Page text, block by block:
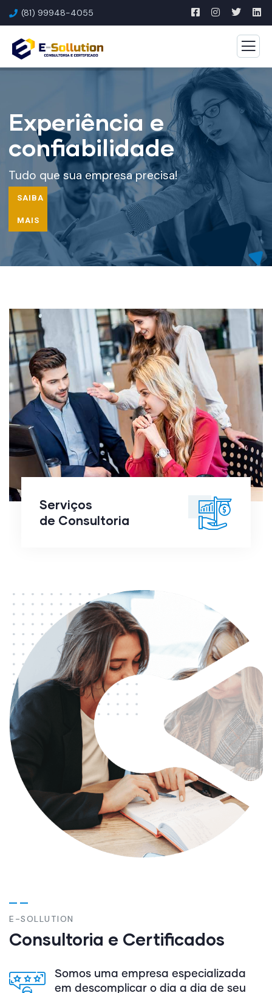
(81) 99948-4055
Experiência e
confiabilidade
SAIBA
MAIS
Tudo que sua empresa precisa!
Serviços
de Consultoria
Serviçosde
Consultoria
E-SOLLUTION
Consultoria e Certificados
Somos uma empresa especializada
em descomplicar o dia a dia de seu